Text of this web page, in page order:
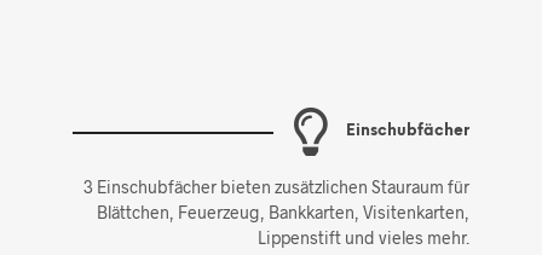
Einschubfächer
3 Einschubfächer bieten zusätzlichen Stauraum für
Blättchen, Feuerzeug, Bankkarten, Visitenkarten,
Lippenstift und vieles mehr.